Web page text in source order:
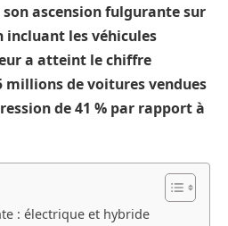
son ascension fulgurante sur
incluant les véhicules
a atteint le chiffre
millions de voitures vendues
de 41 % par rapport à
: électrique et hybride